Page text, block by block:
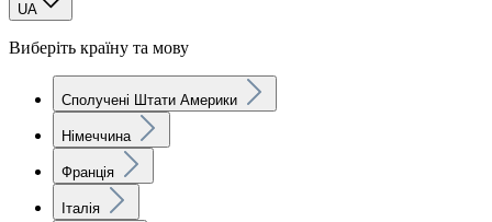
UA
Виберіть країну та мову
Сполучені Штати Америки
Німеччина
Франція
Італія